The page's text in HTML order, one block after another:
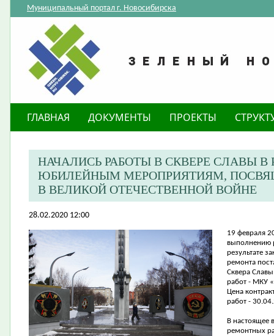
Муниципальный портал г. Новосибирска
ГЛАВНАЯ ДОКУМЕНТЫ ПРОЕКТЫ
НАЧАЛИСЬ РАБОТЫ В СКВЕРЕ СЛАВЫ
ЮБИЛЕЙНЫМ МЕРОПРИЯТИЯМ,
В ВЕЛИКОЙ ОТЕЧЕСТВЕННОЙ ВОЙНЕ
28.02.2020 12:00
19 февраля
выполнению
результате
ремонта
Сквера
работ - МКУ
Цена
работ -
В настоящее
ремонтных